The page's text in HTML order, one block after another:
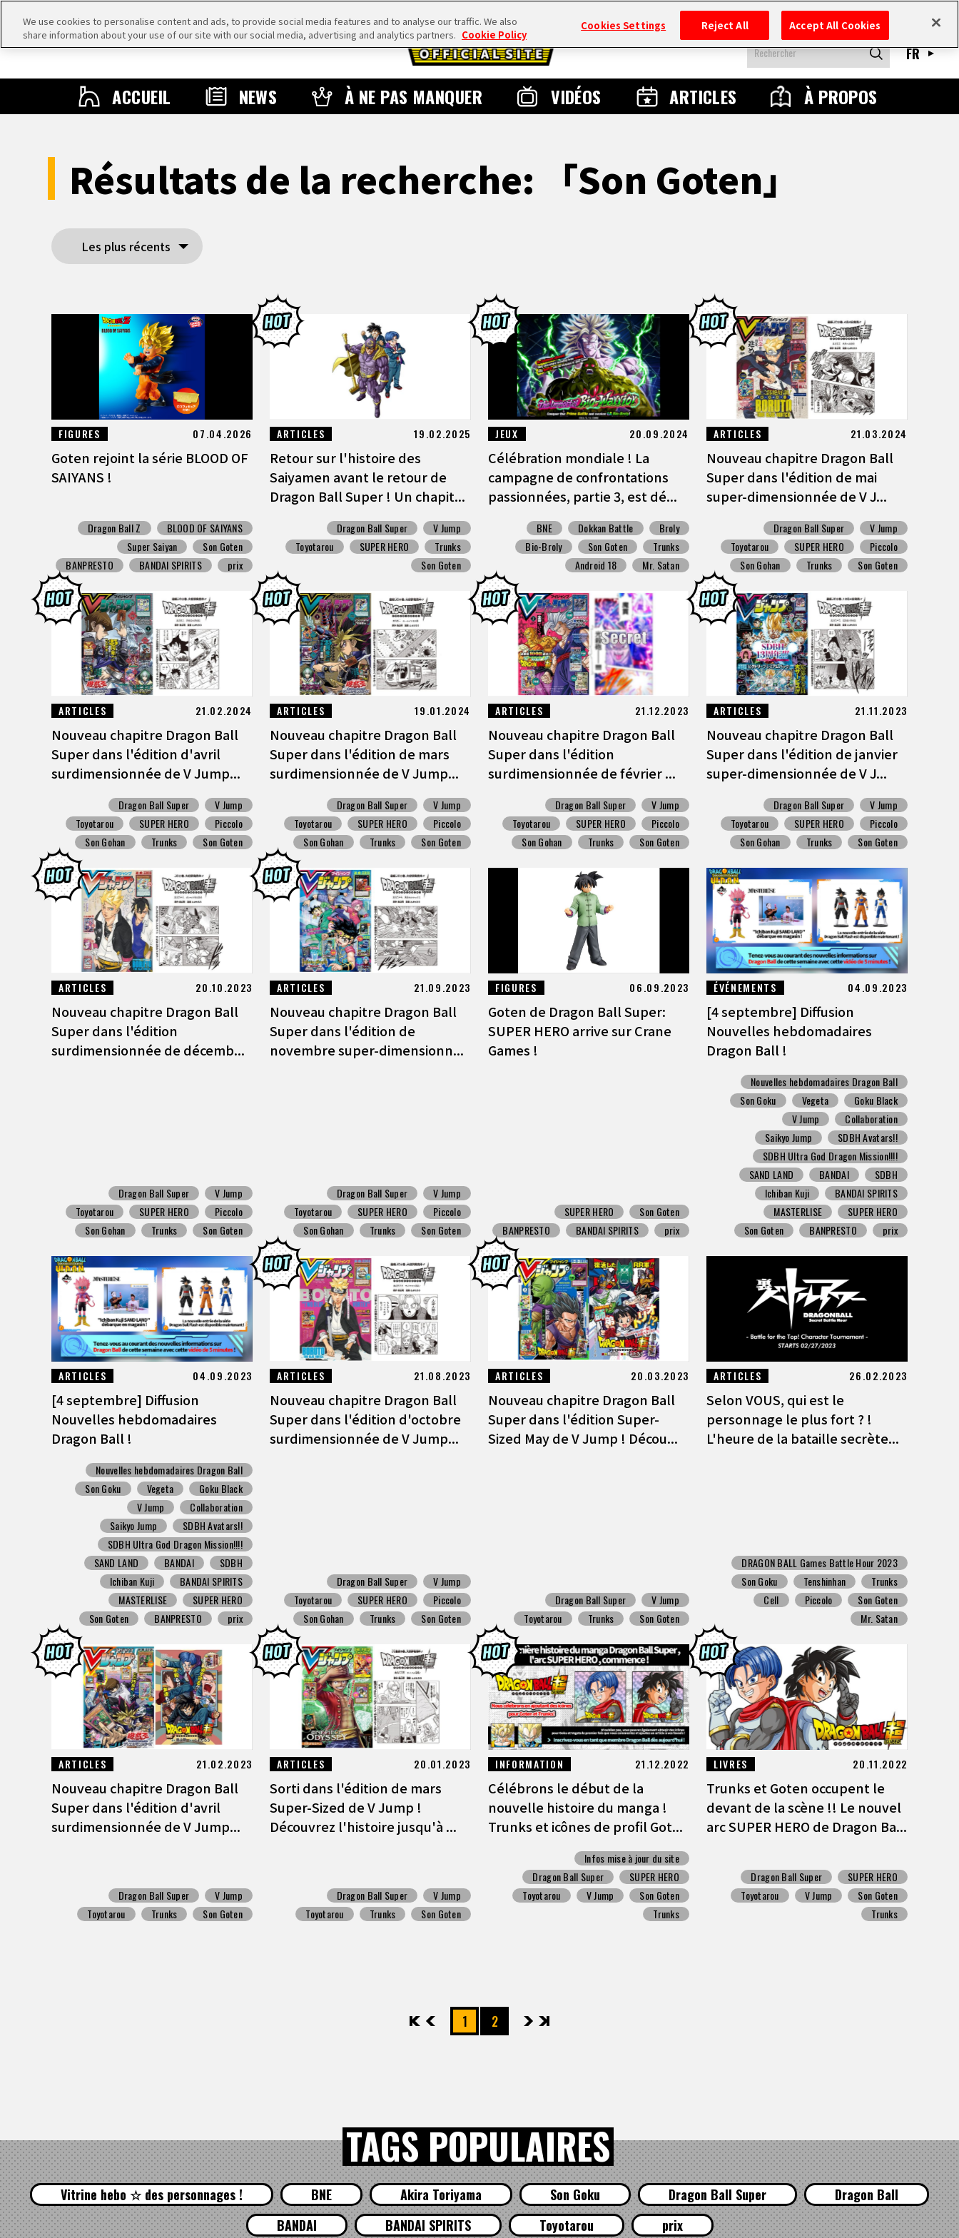
ACCUEIL NEWS À NE PAS MANQUER VIDÉOS ARTICLES À PROPOS
FR
Résultats de la recherche: 「Son Goten」
Les plus récents
FIGURES 07.04.2026
Goten rejoint la série BLOOD OF
SAIYANS !
Dragon Ball Z
BLOOD OF SAIYANS
Super Saiyan
Son Goten
BANPRESTO
BANDAI SPIRITS prix
ARTICLES 19.02.2025
Retour sur l'histoire des
Saiyamen avant le retour de
Dragon Ball Super ! Un chapit...
Dragon Ball Super
V Jump
Toyotarou
SUPER HERO
Trunks
Son Goten
JEUX 20.09.2024
Célébration mondiale ! La
campagne de confrontations
passionnées, partie 3, est dé...
BNE Dokkan Battle
Broly
Bio-Broly
Son Goten
Trunks
Android 18
Mr. Satan
ARTICLES 21.03.2024
Nouveau chapitre Dragon Ball
Super dans l'édition de mai
super-dimensionnée de V J...
Dragon Ball Super
V Jump
Toyotarou
SUPER HERO
Piccolo
Son Gohan
Trunks Son Goten
ARTICLES 21.02.2024
Nouveau chapitre Dragon Ball
Super dans l'édition d'avril
surdimensionnée de V Jump...
Dragon Ball Super
V Jump
Toyotarou
SUPER HERO
Piccolo
Son Gohan
Trunks Son Goten
ARTICLES 19.01.2024
Nouveau chapitre Dragon Ball
Super dans l'édition de mars
surdimensionnée de V Jump...
Dragon Ball Super
V Jump
Toyotarou
SUPER HERO
Piccolo
Son Gohan
Trunks Son Goten
ARTICLES 21.12.2023
Nouveau chapitre Dragon Ball
Super dans l'édition
surdimensionnée de février ...
Dragon Ball Super
V Jump
Toyotarou
SUPER HERO
Piccolo
Son Gohan
Trunks Son Goten
ARTICLES 21.11.2023
Nouveau chapitre Dragon Ball
Super dans l'édition de janvier
super-dimensionnée de V J...
Dragon Ball Super
V Jump
Toyotarou
SUPER HERO
Piccolo
Son Gohan
Trunks Son Goten
ARTICLES 20.10.2023
Nouveau chapitre Dragon Ball
Super dans l'édition
surdimensionnée de décemb...
Dragon Ball Super
V Jump
Toyotarou
SUPER HERO
Piccolo
Son Gohan
Trunks Son Goten
ARTICLES 21.09.2023
Nouveau chapitre Dragon Ball
Super dans l'édition de
novembre super-dimensionn...
Dragon Ball Super
V Jump
Toyotarou
SUPER HERO
Piccolo
Son Gohan
Trunks Son Goten
FIGURES 06.09.2023
Goten de Dragon Ball Super:
SUPER HERO arrive sur Crane
Games !
SUPER HERO
Son Goten
BANPRESTO
BANDAI SPIRITS prix
ÉVÉNEMENTS 04.09.2023
[4 septembre] Diffusion
Nouvelles hebdomadaires
Dragon Ball !
Nouvelles hebdomadaires Dragon Ball
Son Goku
Vegeta
Goku Black
V Jump
Collaboration
Saikyo Jump
SDBH Avatars!!
SDBH Ultra God Dragon Mission!!!!
SAND LAND
BANDAI
SDBH
Ichiban Kuji
BANDAI SPIRITS
MASTERLISE
SUPER HERO
Son Goten
BANPRESTO prix
ARTICLES 04.09.2023
[4 septembre] Diffusion
Nouvelles hebdomadaires
Dragon Ball !
Nouvelles hebdomadaires Dragon Ball
Son Goku
Vegeta
Goku Black
V Jump
Collaboration
Saikyo Jump
SDBH Avatars!!
SDBH Ultra God Dragon Mission!!!!
SAND LAND
BANDAI
SDBH
Ichiban Kuji
BANDAI SPIRITS
MASTERLISE
SUPER HERO
Son Goten
BANPRESTO prix
ARTICLES 21.08.2023
Nouveau chapitre Dragon Ball
Super dans l'édition d'octobre
surdimensionnée de V Jump...
Dragon Ball Super
V Jump
Toyotarou
SUPER HERO
Piccolo
Son Gohan
Trunks Son Goten
ARTICLES 20.03.2023
Nouveau chapitre Dragon Ball
Super dans l'édition Super-
Sized May de V Jump ! Décou...
Dragon Ball Super
V Jump
Toyotarou
Trunks Son Goten
ARTICLES 26.02.2023
Selon VOUS, qui est le
personnage le plus fort ? !
L'heure de la bataille secrète...
DRAGON BALL Games Battle Hour 2023
Son Goku
Tenshinhan
Trunks
Cell
Piccolo
Son Goten
Mr. Satan
ARTICLES 21.02.2023
Nouveau chapitre Dragon Ball
Super dans l'édition d'avril
surdimensionnée de V Jump...
Dragon Ball Super
V Jump
Toyotarou
Trunks Son Goten
ARTICLES 20.01.2023
Sorti dans l'édition de mars
Super-Sized de V Jump !
Découvrez l'histoire jusqu'à ...
Dragon Ball Super
V Jump
Toyotarou
Trunks Son Goten
INFORMATION 21.12.2022
Célébrons le début de la
nouvelle histoire du manga !
Trunks et icônes de profil Got...
Infos mise à jour du site
Dragon Ball Super
SUPER HERO
Toyotarou
V Jump
Son Goten
Trunks
LIVRES 20.11.2022
Trunks et Goten occupent le
devant de la scène !! Le nouvel
arc SUPER HERO de Dragon Ba...
Dragon Ball Super
SUPER HERO
Toyotarou
V Jump
Son Goten
Trunks
先頭 1 2 最後
TAGS POPULAIRES
Vitrine hebo ☆ des personnages ! BNE Akira Toriyama Son Goku Dragon Ball Super
Dragon Ball
BANDAI
BANDAI SPIRITS Toyotarou prix
We use cookies to personalise content and ads, to provide social media features and to analyse our traffic. We also
share information about your use of our site with our social media, advertising and analytics partners. Cookie Policy
Cookies Settings Reject All Accept All Cookies